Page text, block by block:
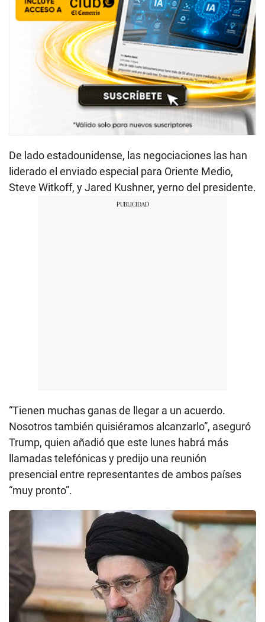
De lado estadounidense, las negociaciones las han
liderado el enviado especial para Oriente Medio,
Steve Witkoff, y Jared Kushner, yerno del presidente.
“Tienen muchas ganas de llegar a un acuerdo.
Nosotros también quisiéramos alcanzarlo”, aseguró
Trump, quien añadió que este lunes habrá más
llamadas telefónicas y predijo una reunión
presencial entre representantes de ambos países
“muy pronto”.